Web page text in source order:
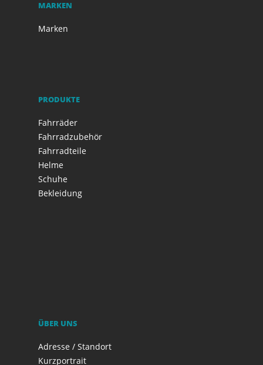
MARKEN
Marken
PRODUKTE
Fahrräder
Fahrradzubehör
Fahrradteile
Helme
Schuhe
Bekleidung
ÜBER UNS
Adresse / Standort
Kurzportrait